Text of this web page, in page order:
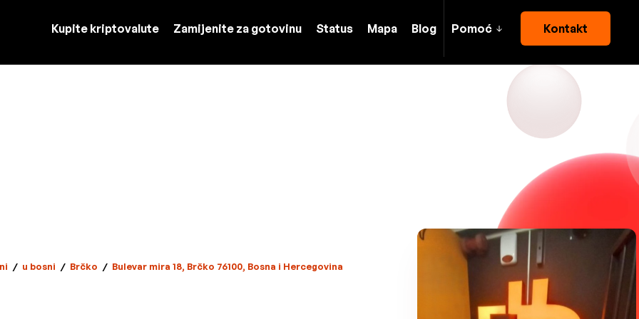
Kupite kriptovalute Zamijenite za gotovinu Status Mapa Blog Pomoć Kontakt
/ u bosni / Brčko / Bulevar mira 18, Brčko 76100, Bosna i Hercegovina